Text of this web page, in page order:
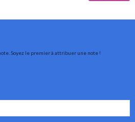
Soyez le premier à attribuer une note !